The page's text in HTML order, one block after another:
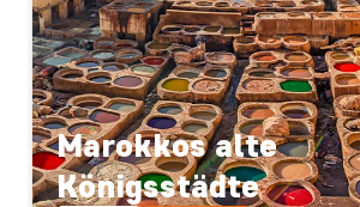
Marokkos alte
Königsstädte